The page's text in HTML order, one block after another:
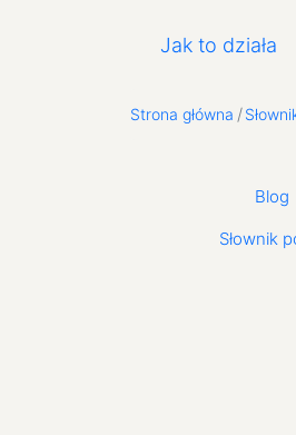
Główna
Jak to działa
Strona główna
Second
Blog
Słownik